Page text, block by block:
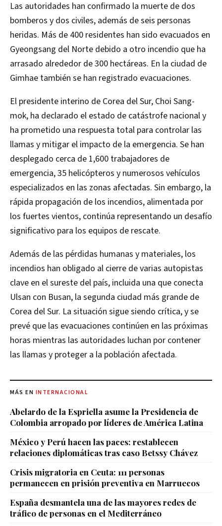
Las autoridades han confirmado la muerte de dos
bomberos y dos civiles, además de seis personas
heridas. Más de 400 residentes han sido evacuados en
Gyeongsang del Norte debido a otro incendio que ha
arrasado alrededor de 300 hectáreas. En la ciudad de
Gimhae también se han registrado evacuaciones. ​
El presidente interino de Corea del Sur, Choi Sang-
mok, ha declarado el estado de catástrofe nacional y
ha prometido una respuesta total para controlar las
llamas y mitigar el impacto de la emergencia. Se han
desplegado cerca de 1,600 trabajadores de
emergencia, 35 helicópteros y numerosos vehículos
especializados en las zonas afectadas. Sin embargo, la
rápida propagación de los incendios, alimentada por
los fuertes vientos, continúa representando un desafío
significativo para los equipos de rescate. ​
Además de las pérdidas humanas y materiales, los
incendios han obligado al cierre de varias autopistas
clave en el sureste del país, incluida una que conecta
Ulsan con Busan, la segunda ciudad más grande de
Corea del Sur. La situación sigue siendo crítica, y se
prevé que las evacuaciones continúen en las próximas
horas mientras las autoridades luchan por contener
las llamas y proteger a la población afectada.
MÁS EN INTERNACIONAL
Abelardo de la Espriella asume la Presidencia de
Colombia arropado por líderes de América Latina
México y Perú hacen las paces: restablecen
relaciones diplomáticas tras caso Betssy Chávez
Crisis migratoria en Ceuta: 111 personas
permanecen en prisión preventiva en Marruecos
España desmantela una de las mayores redes de
tráfico de personas en el Mediterráneo